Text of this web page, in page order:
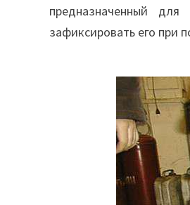
предназначенный
зафиксировать его при